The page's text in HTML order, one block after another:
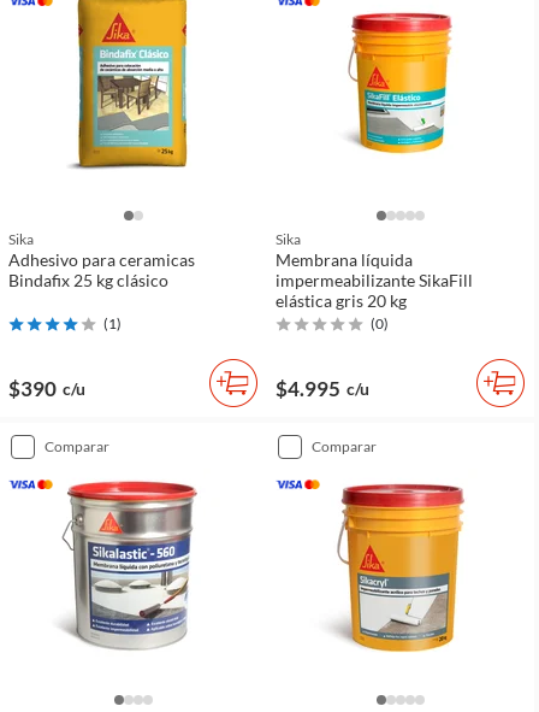
Sika
Adhesivo para ceramicas
Bindafix 25 kg clásico
(1)
$390 c/u
Sika
Membrana líquida
impermeabilizante SikaFill
elástica gris 20 kg
(0)
$4.995 c/u
comparar comparar